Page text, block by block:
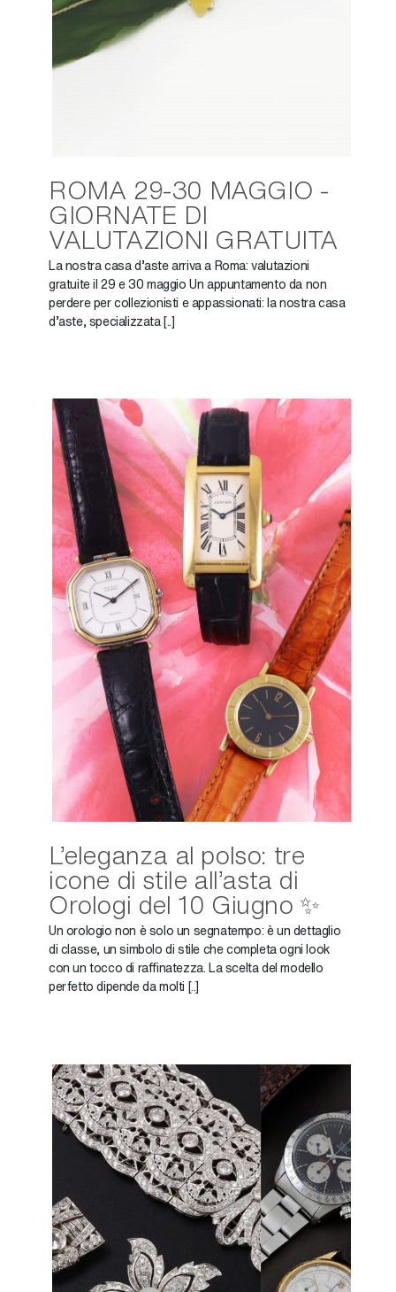
ROMA 29-30 MAGGIO -
GIORNATE DI
VALUTAZIONI GRATUITA
La nostra casa d’aste arriva a Roma: valutazioni
gratuite il 29 e 30 maggio Un appuntamento da non
perdere per collezionisti e appassionati: la nostra casa
d’aste, specializzata [..]
L’eleganza al polso: tre
icone di stile all’asta di
Orologi del 10 Giugno ✨
Un orologio non è solo un segnatempo: è un dettaglio
di classe, un simbolo di stile che completa ogni look
con un tocco di raffinatezza. La scelta del modello
perfetto dipende da molti [..]